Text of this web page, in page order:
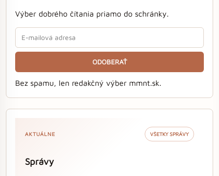
Výber dobrého čítania priamo do schránky.
ODOBERAŤ
Bez spamu, len redakčný výber mmnt.sk.
AKTUÁLNE VŠETKY SPRÁVY
Správy